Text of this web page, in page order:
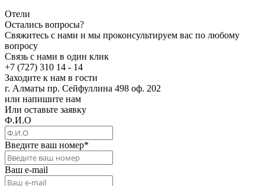
Отели
Остались вопросы?
Свяжитесь с нами и мы проконсультируем вас по любому
вопросу
Связь с нами в один клик
+7 (727) 310 14 - 14
Заходите к нам в гости
г. Алматы пр. Сейфуллина 498 оф. 202
или напишите нам
Или оставьте заявку
Ф.И.О
Введите ваш номер*
Ваш e-mail